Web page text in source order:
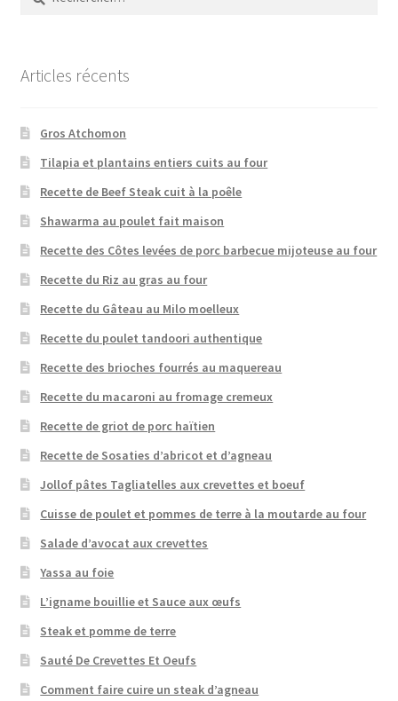
Articles récents
Gros Atchomon
Tilapia et plantains entiers cuits au four
Recette de Beef Steak cuit à la poêle
Shawarma au poulet fait maison
Recette des Côtes levées de porc barbecue mijoteuse au four
Recette du Riz au gras au four
Recette du Gâteau au Milo moelleux
Recette du poulet tandoori authentique
Recette des brioches fourrés au maquereau
Recette du macaroni au fromage cremeux
Recette de griot de porc haïtien
Recette de Sosaties d’abricot et d’agneau
Jollof pâtes Tagliatelles aux crevettes et boeuf
Cuisse de poulet et pommes de terre à la moutarde au four
Salade d’avocat aux crevettes
Yassa au foie
L’igname bouillie et Sauce aux œufs
Steak et pomme de terre
Sauté De Crevettes Et Oeufs
Comment faire cuire un steak d’agneau